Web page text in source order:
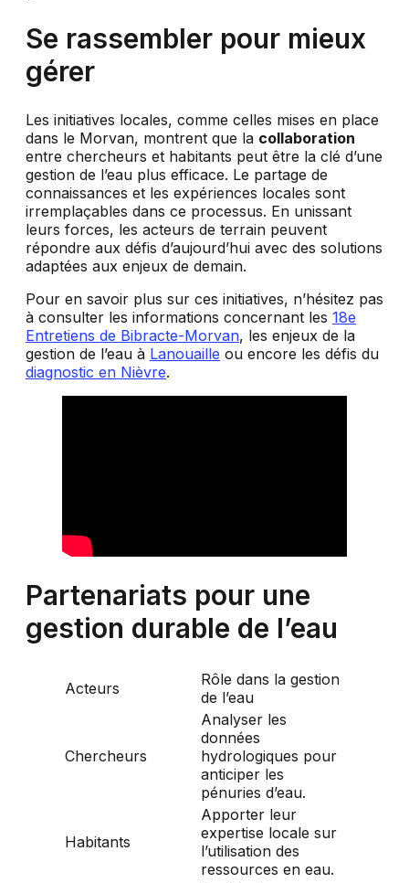
Se rassembler pour mieux
gérer
Les initiatives locales, comme celles mises en place
dans le Morvan, montrent que la collaboration
entre chercheurs et habitants peut être la clé d’une
gestion de l’eau plus efficace. Le partage de
connaissances et les expériences locales sont
irremplaçables dans ce processus. En unissant
leurs forces, les acteurs de terrain peuvent
répondre aux défis d’aujourd’hui avec des solutions
adaptées aux enjeux de demain.
Pour en savoir plus sur ces initiatives, n’hésitez pas
à consulter les informations concernant les 18e
Entretiens de Bibracte-Morvan, les enjeux de la
gestion de l’eau à Lanouaille ou encore les défis du
diagnostic en Nièvre.
Partenariats pour une
gestion durable de l’eau
Acteurs
Rôle dans la gestion
de l’eau
Chercheurs
Analyser les
données
hydrologiques pour
anticiper les
pénuries d’eau.
Habitants
Apporter leur
expertise locale sur
l’utilisation des
ressources en eau.